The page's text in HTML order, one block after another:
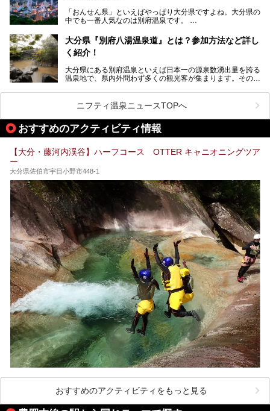
な市営温泉をまとめました。
Let’s go to Hell !
「おんせん県」といえばやっぱり大分県ですよね。大分県の
中でも一番人気なのは別府温泉です。
中いても飽きません。
普通に温泉に浸かる以外にも、別府地獄巡りや砂湯などは有
名ですよね。
別府温泉は共同湯も多く、家庭やマンションにも温泉を引い
ている所もあります。
あるんです。
これを読んで別府温泉巡りの参考になればと思います。
大分県『別府八湯温泉道』とは？参加方法など詳し
く紹介！
大分県にある別府温泉といえば日本一の源泉数湧出量を誇る
温泉地で、県内外問わず多くの観光客が集まります。その別
八湯温泉道とは別府八湯を巡る体験型イベントで、施設を回
って88ヶ所のスタンプを集めて温泉名人の認定を目指すと
いうものです。
別府には朝早くから夜遅くまでやっている地元に根付いた銭
湯や、日帰りのみの大きな施設など様々な形態の温泉があり
人を目指してみてはいかがでしょうか？
ニフティ温泉ニュースTOPへ
おすすめのアクティビティ情報
【大分・藤河内渓谷】ハーフコース OTTER キャニオニングツア
ー
大分県佐伯市宇目小野市448-1
おすすめのアクティビティをもっと見る